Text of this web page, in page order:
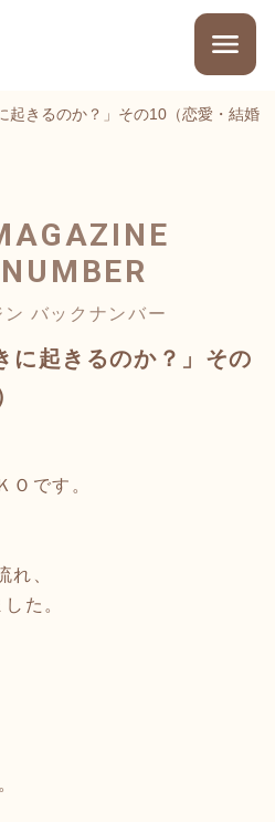
起きるのか？」その10（恋愛・結婚
ン バックナンバー
に起きるのか？」その
Ｏです。
れ、
た。